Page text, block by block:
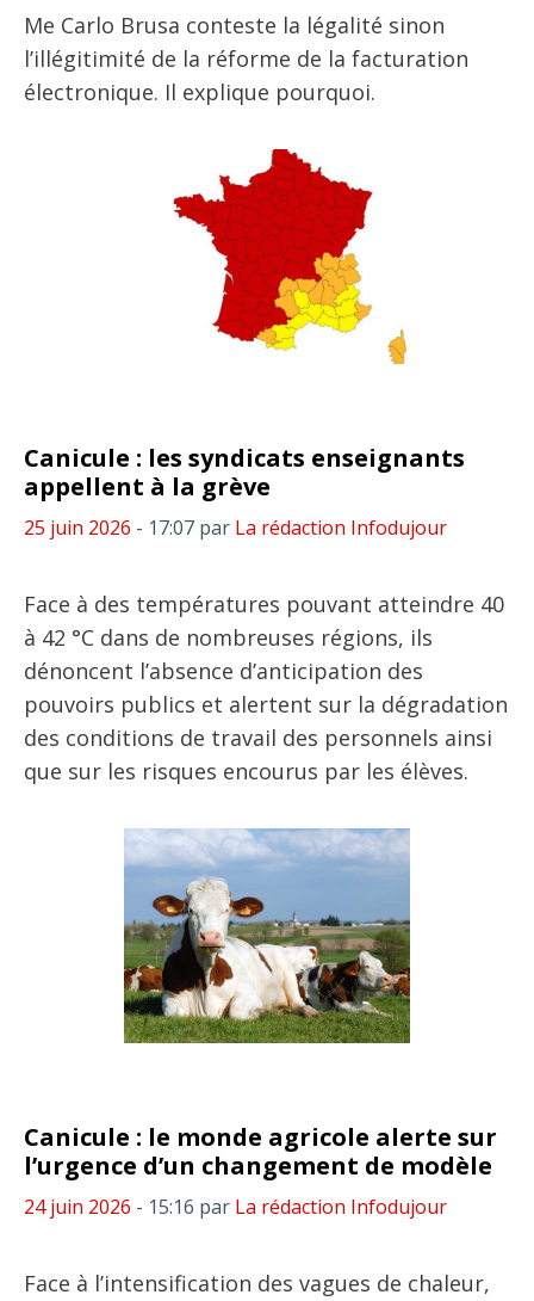
Me Carlo Brusa conteste la légalité sinon
l’illégitimité de la réforme de la facturation
électronique. Il explique pourquoi.
Canicule : les syndicats enseignants
appellent à la grève
25 juin 2026 - 17:07 par La rédaction Infodujour
Face à des températures pouvant atteindre 40
à 42 °C dans de nombreuses régions, ils
dénoncent l’absence d’anticipation des
pouvoirs publics et alertent sur la dégradation
des conditions de travail des personnels ainsi
que sur les risques encourus par les élèves.
Canicule : le monde agricole alerte sur
l’urgence d’un changement de modèle
24 juin 2026 - 15:16 par La rédaction Infodujour
Face à l’intensification des vagues de chaleur,